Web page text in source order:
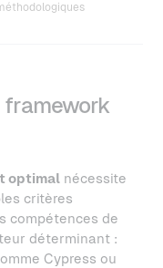
framework
optimal nécessite
critères
compétences de
déterminant :
Cypress ou